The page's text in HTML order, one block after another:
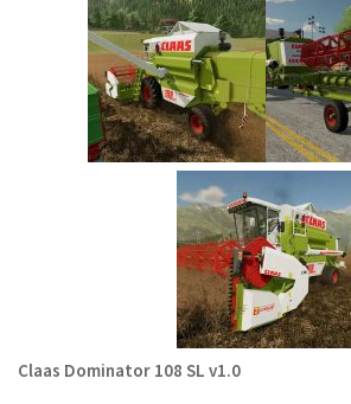
Claas Dominator 108 SL v1.0